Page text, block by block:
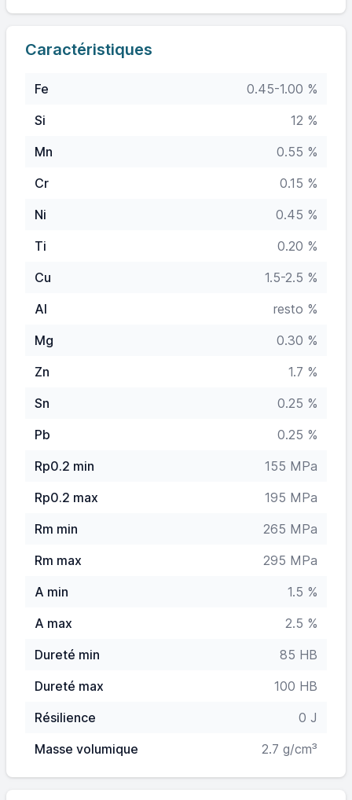
Caractéristiques
Fe
0.45-1.00 %
Si
12 %
Mn
0.55 %
Cr
0.15 %
Ni
0.45 %
Ti
0.20 %
Cu
1.5-2.5 %
Al
resto %
Mg
0.30 %
Zn
1.7 %
Sn
0.25 %
Pb
0.25 %
Rp0.2 min
155 MPa
Rp0.2 max
195 MPa
Rm min
265 MPa
Rm max
295 MPa
A min
1.5 %
A max
2.5 %
Dureté min
85 HB
Dureté max
100 HB
Résilience
0 J
Masse volumique
2.7 g/cm³